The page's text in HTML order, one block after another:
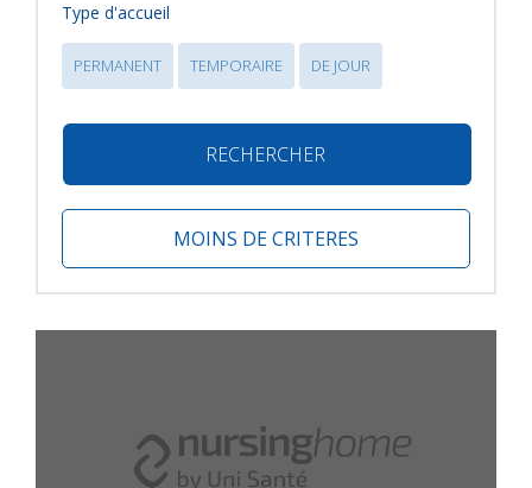
Type d'accueil
PERMANENT TEMPORAIRE DE JOUR
RECHERCHER
MOINS DE CRITERES